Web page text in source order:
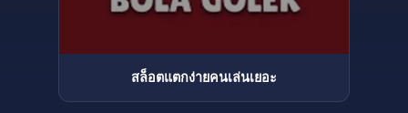
สล็อตแตกง่ายคนเล่นเยอะ